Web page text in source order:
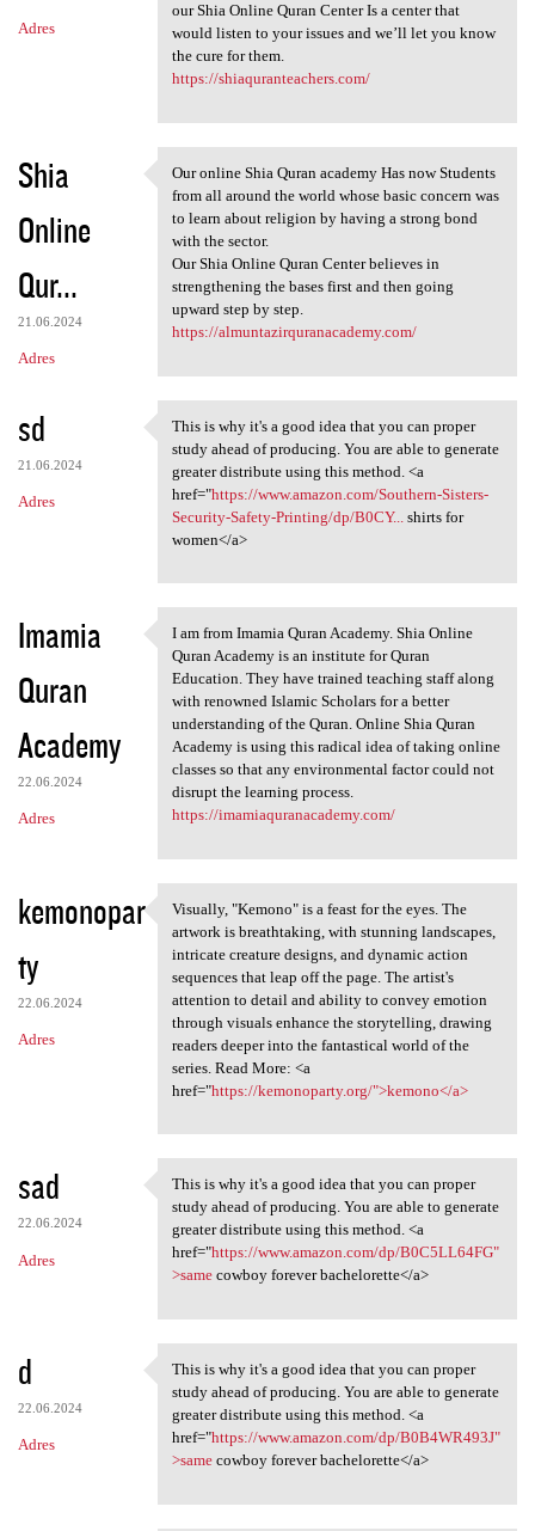
Adres
our Shia Online Quran Center Is a center that
would listen to your issues and we’ll let you know
the cure for them.
https://shiaquranteachers.com/
Shia
Online
Qur...
21.06.2024
Adres
Our online Shia Quran academy
Our online Shia Quran academy Has now Students
from all around the world whose basic concern was
to learn about religion by having a strong bond
with the sector.
Our Shia Online Quran Center believes in
strengthening the bases first and then going
upward step by step.
https://almuntazirquranacademy.com/
sd
21.06.2024
Adres
This is why it's a good idea
This is why it's a good idea that you can proper
study ahead of producing. You are able to generate
greater distribute using this method. <a
href="https://www.amazon.com/Southern-Sisters-
Security-Safety-Printing/dp/B0CY...
shirts for
women</a>
Imamia
Quran
Academy
22.06.2024
Adres
I am from Imamia Quran
I am from Imamia Quran Academy. Shia Online
Quran Academy is an institute for Quran
Education. They have trained teaching staff along
with renowned Islamic Scholars for a better
understanding of the Quran. Online Shia Quran
Academy is using this radical idea of taking online
classes so that any environmental factor could not
disrupt the learning process.
https://imamiaquranacademy.com/
kemonopar
ty
22.06.2024
Adres
Visually, "Kemono" is a feast
Visually, "Kemono" is a feast for the eyes. The
artwork is breathtaking, with stunning landscapes,
intricate creature designs, and dynamic action
sequences that leap off the page. The artist's
attention to detail and ability to convey emotion
through visuals enhance the storytelling, drawing
readers deeper into the fantastical world of the
series. Read More: <a
href="https://kemonoparty.org/">kemono</a>
sad
22.06.2024
Adres
This is why it's a good idea
This is why it's a good idea that you can proper
study ahead of producing. You are able to generate
greater distribute using this method. <a
href="https://www.amazon.com/dp/B0C5LL64FG"
>samecowboy forever bachelorette</a>
d
22.06.2024
Adres
This is why it's a good idea
This is why it's a good idea that you can proper
study ahead of producing. You are able to generate
greater distribute using this method. <a
href="https://www.amazon.com/dp/B0B4WR493J"
>samecowboy forever bachelorette</a>